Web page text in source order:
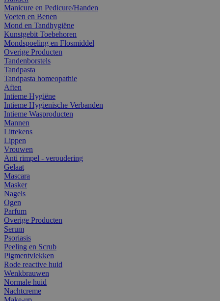
Manicure en Pedicure/Handen
Voeten en Benen
Mond en Tandhygiëne
Kunstgebit Toebehoren
Mondspoeling en Flosmiddel
Overige Producten
Tandenborstels
Tandpasta
Tandpasta homeopathie
Aften
Intieme Hygiëne
Intieme Hygienische Verbanden
Intieme Wasproducten
Mannen
Littekens
Lippen
Vrouwen
Anti rimpel - veroudering
Gelaat
Mascara
Masker
Nagels
Ogen
Parfum
Overige Producten
Serum
Psoriasis
Peeling en Scrub
Pigmentvlekken
Rode reactive huid
Wenkbrauwen
Normale huid
Nachtcreme